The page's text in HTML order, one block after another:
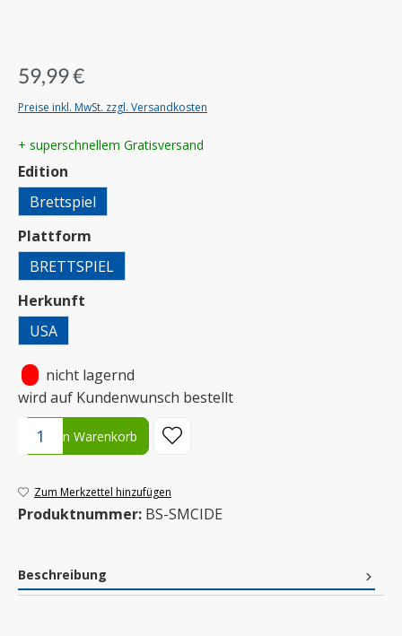
59,99 €
Preise inkl. MwSt. zzgl. Versandkosten
+ superschnellem Gratisversand
Edition
Brettspiel
Plattform
BRETTSPIEL
Herkunft
USA
nicht lagernd
wird auf Kundenwunsch bestellt
Produkt Anzahl: Gib den gewünschten Wert ein oder benutze
In den Warenkorb
Zum Merkzettel hinzufügen
Produktnummer: BS-SMCIDE
Beschreibung